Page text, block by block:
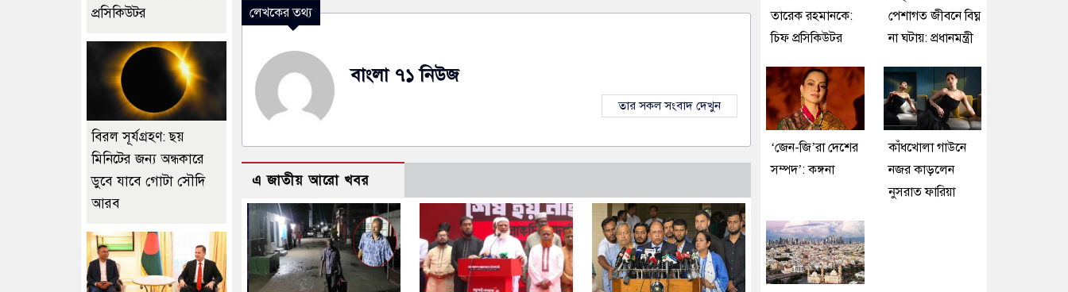
লেখকের তথ্য
বাংলা ৭১ নিউজ
তার সকল সংবাদ দেখুন
এ জাতীয় আরো খবর
প্রসিকিউটর
বিরল সূর্যগ্রহণ: ছয়
মিনিটের জন্য অন্ধকারে
ডুবে যাবে গোটা সৌদি
আরব
তারেক রহমানকে:
চিফ প্রসিকিউটর
পেশাগত জীবনে বিঘ্ন
না ঘটায়: প্রধানমন্ত্রী
‘জেন-জি’রা দেশের
সম্পদ’: কঙ্গনা
কাঁধখোলা গাউনে
নজর কাড়লেন
নুসরাত ফারিয়া